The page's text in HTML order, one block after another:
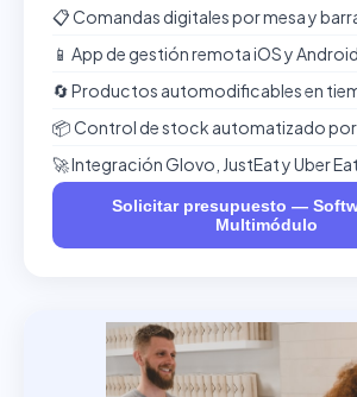
📋 Comandas digitales por mesa y
📱 App de gestión remota iOS y Android
🔄 Productos automodificables en
📦 Control de stock automatizado
🚀 Integración Glovo, JustEat y Uber
Solicitar presupuesto —
Multimódulo